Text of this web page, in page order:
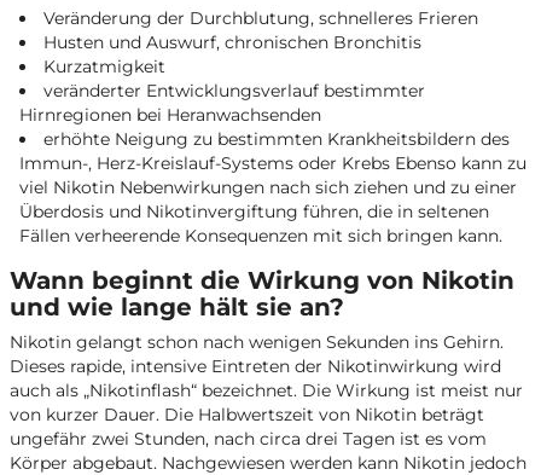
Veränderung der Durchblutung, schnelleres Frieren
Husten und Auswurf, chronischen Bronchitis
Kurzatmigkeit
veränderter Entwicklungsverlauf bestimmter
Hirnregionen bei Heranwachsenden
erhöhte Neigung zu bestimmten Krankheitsbildern des
Immun-, Herz-Kreislauf-Systems oder Krebs Ebenso kann zu
viel Nikotin Nebenwirkungen nach sich ziehen und zu einer
Überdosis und Nikotinvergiftung führen, die in seltenen
Fällen verheerende Konsequenzen mit sich bringen kann.
Wann beginnt die Wirkung von Nikotin
und wie lange hält sie an?
Nikotin gelangt schon nach wenigen Sekunden ins Gehirn.
Dieses rapide, intensive Eintreten der Nikotinwirkung wird
auch als „Nikotinflash“ bezeichnet. Die Wirkung ist meist nur
von kurzer Dauer. Die Halbwertszeit von Nikotin beträgt
ungefähr zwei Stunden, nach circa drei Tagen ist es vom
Körper abgebaut. Nachgewiesen werden kann Nikotin jedoch